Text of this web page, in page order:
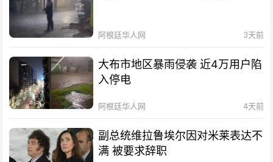
阿根廷华人网 3天前
大布市地区暴雨侵袭 近4万用户陷
入停电
阿根廷华人网 4天前
副总统维拉鲁埃尔因对米莱表达不
满 被要求辞职